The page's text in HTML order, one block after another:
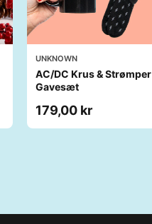
UNKNOWN
AC/DC Krus & Strømper
Gavesæt
179,00 kr